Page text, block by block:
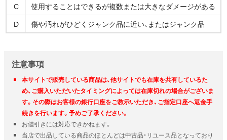
C
使用することはできるが複数または大きなダメージがある
D
傷や汚れがひどくジャンク品に近い、またはジャンク品
注意事項
本サイトで販売している商品は、他サイトでも在庫を共有しているた
め、ご購入いただいたタイミングによっては在庫切れの場合がございま
す。その際はお客様の銀行口座をご教示いただき、ご指定口座へ返金手
続きを行います。予めご了承ください。
お値引きには対応できかねます。
当店で出品している商品のほとんどは中古品・リユース品となっており